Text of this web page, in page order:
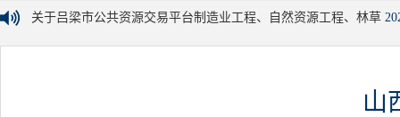
关于吕梁市公共资源交易平台制造业工程、自然资源工程、林草
山